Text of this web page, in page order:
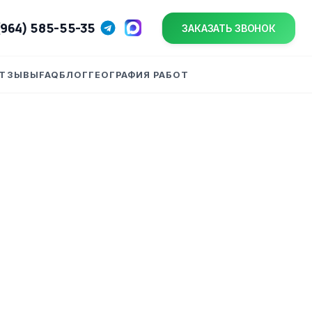
585-55-35 ЗАКАЗАТЬ ЗВОНОК
FAQ БЛОГ ГЕОГРАФИЯ РАБОТ